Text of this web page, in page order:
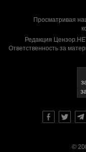
Просматривая
Редакция
Ответственность за
©